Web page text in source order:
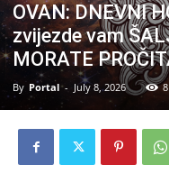
OVAN: DNEVNI
zvijezde vam
MORATE
By Portal - July 8, 2026